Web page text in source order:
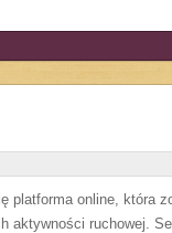
platforma online, która
ruchowej.